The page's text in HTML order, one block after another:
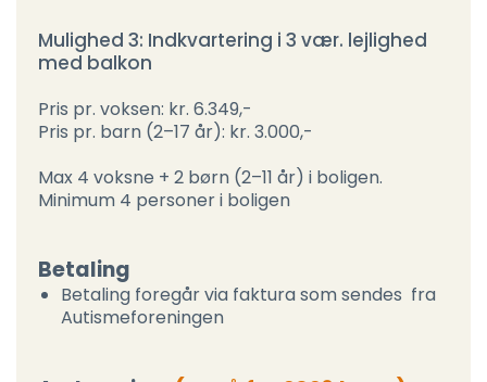
Mulighed 3: Indkvartering i 3 vær. lejlighed
med balkon
Pris pr. voksen: kr. 6.349,-
Pris pr. barn (2–17 år): kr. 3.000,-
Max 4 voksne + 2 børn (2–11 år) i boligen.
Minimum 4 personer i boligen
Betaling
Betaling foregår via faktura som sendes fra
Autismeforeningen